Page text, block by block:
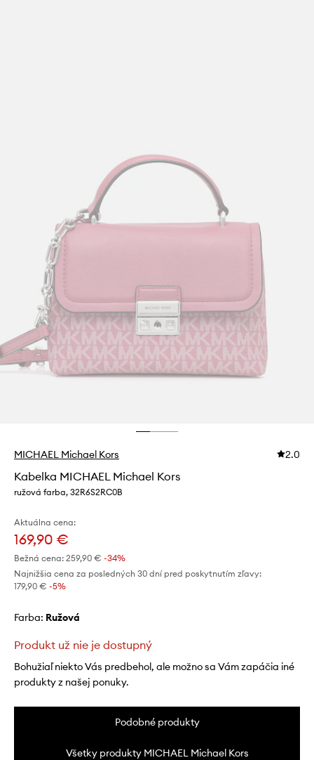
MICHAEL Michael Kors 2.0
Kabelka MICHAEL Michael Kors
ružová farba, 32R6S2RC0B
Aktuálna cena:
169,90 €
Bežná cena: 259,90 € -34%
Najnižšia cena za posledných 30 dní pred poskytnutím zľavy:
179,90 € -5%
Farba: ružová
Produkt už nie je dostupný
Bohužiaľ niekto Vás predbehol, ale možno sa Vám zapáčia iné
produkty z našej ponuky.
Podobné produkty
Všetky produkty MICHAEL Michael Kors